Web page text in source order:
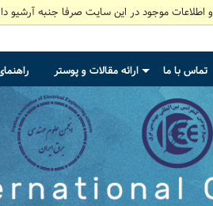
اطلاعات موجود در این سایت صرفا جنبه آرشیو
تماس با ما
+
ارائه مقالات و پوستر